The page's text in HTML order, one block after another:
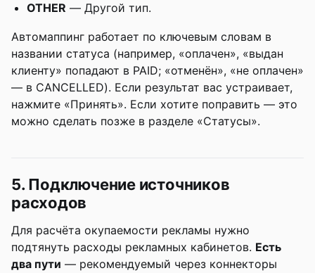
OTHER — Другой тип.
Автомаппинг работает по ключевым словам в
названии статуса (например, «оплачен», «выдан
клиенту» попадают в PAID; «отменён», «не оплачен»
— в CANCELLED). Если результат вас устраивает,
нажмите «Принять». Если хотите поправить — это
можно сделать позже в разделе «Статусы».
5. Подключение источников
расходов
Для расчёта окупаемости рекламы нужно
подтянуть расходы рекламных кабинетов. Есть
два пути — рекомендуемый через коннекторы